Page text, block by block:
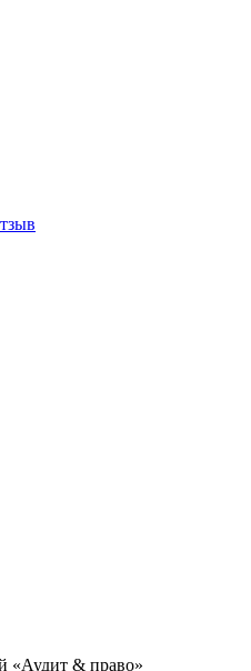
«Аудит & право»